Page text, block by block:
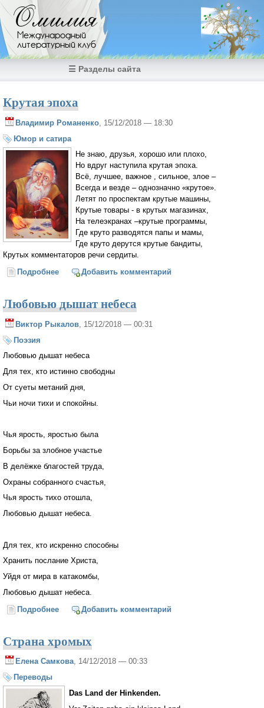
Перейти к основному содержанию
Омилия
Международный
литературный клуб
☰ Разделы сайта
Крутая эпоха
Владимир Романенко , 15/12/2018 — 18:30
Юмор и сатира
Не знаю, друзья, хорошо или плохо,
Но вдруг наступила крутая эпоха.
Всё, лучшее, важное , сильное, злое –
Всегда и везде – однозначно «крутое».
Летят по проспектам крутые машины,
Крутые товары - в крутых магазинах,
На телеэкранах –крутые программы,
Где круто разводятся папы и мамы,
Где круто дерутся крутые бандиты,
Крутых комментаторов речи сердиты.
Подробнее о Крутая эпоха
Добавить комментарий
Любовью дышат небеса
Виктор Рыкалов , 15/12/2018 — 00:31
Поэзия
Любовью дышат небеса
Для тех, кто истинно свободны
От суеты метаний дня,
Чьи ночи тихи и спокойны.
Чья ярость, яростью была
Борьбы за злобное участье
В делёжке благостей труда,
Охраны собранного счастья,
Чья ярость тихо отошла,
Любовью дышат небеса.
Для тех, кто искренно способны
Хранить послание Христа,
Уйдя от мира в катакомбы,
Любовью дышат небеса.
Подробнее о Любовью дышат небеса
Добавить комментарий
Страна хромых
Елена Самкова, 14/12/2018 — 00:33
Переводы
Das Land der Hinkenden.